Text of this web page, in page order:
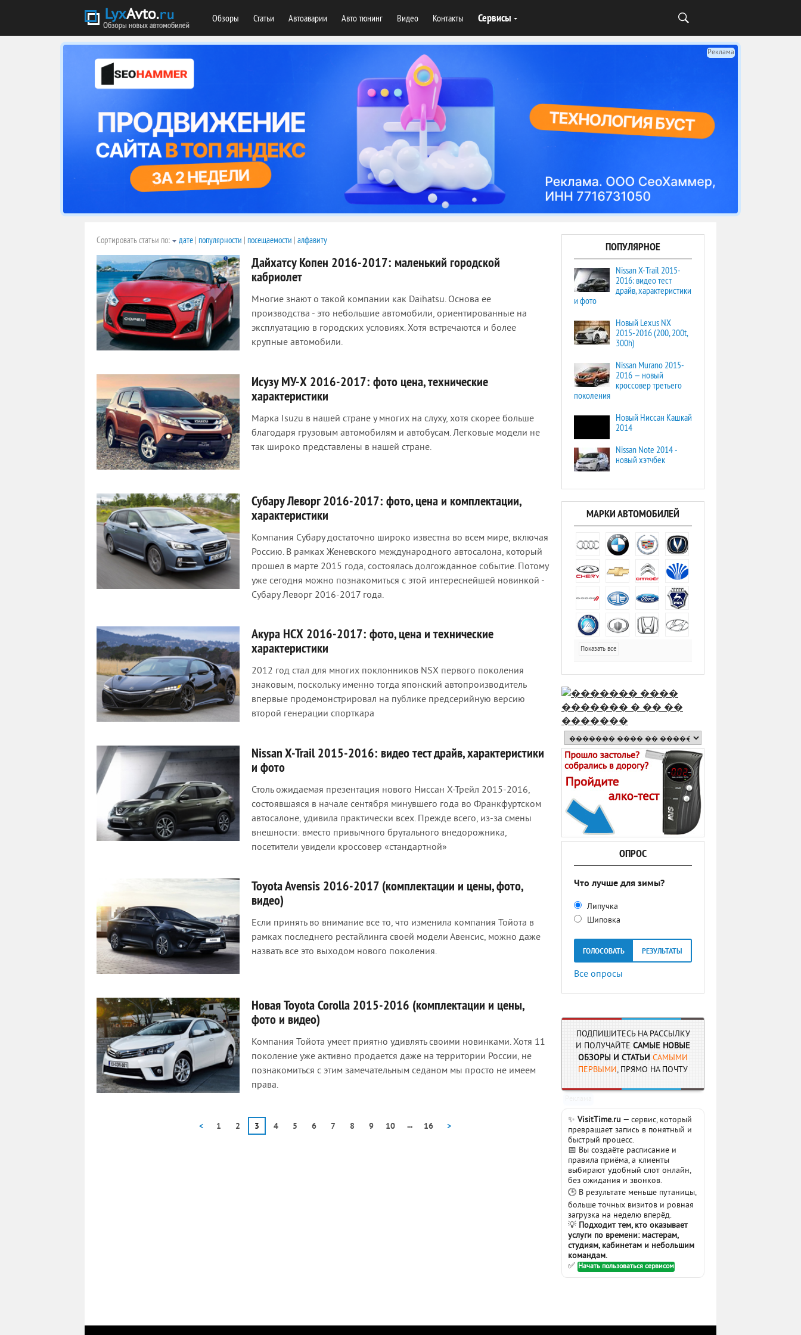
Обзоры Статьи Автоаварии Авто тюнинг Видео Контакты Сервисы
Реклама
Сортировать статьи по: дате | популярности | посещаемости | алфавиту
Дайхатсу Копен 2016-2017: маленький городской
кабриолет
Многие знают о такой компании как Daihatsu. Основа ее
производства - это небольшие автомобили, ориентированные на
эксплуатацию в городских условиях. Хотя встречаются и более
крупные автомобили.
Исузу МУ-Х 2016-2017: фото цена, технические
характеристики
Марка Isuzu в нашей стране у многих на слуху, хотя скорее больше
благодаря грузовым автомобилям и автобусам. Легковые модели не
так широко представлены в нашей стране.
Субару Леворг 2016-2017: фото, цена и комплектации,
характеристики
Компания Субару достаточно широко известна во всем мире, включая
Россию. В рамках Женевского международного автосалона, который
прошел в марте 2015 года, состоялась долгожданное событие. Потому
уже сегодня можно познакомиться с этой интереснейшей новинкой -
Субару Леворг 2016-2017 года.
Акура НСХ 2016-2017: фото, цена и технические
характеристики
2012 год стал для многих поклонников NSX первого поколения
знаковым, поскольку именно тогда японский автопроизводитель
впервые продемонстрировал на публике предсерийную версию
второй генерации спорткара
Nissan X-Trail 2015-2016: видео тест драйв, характеристики
и фото
Столь ожидаемая презентация нового Ниссан Х-Трейл 2015-2016,
состоявшаяся в начале сентября минувшего года во Франкфуртском
автосалоне, удивила практически всех. Прежде всего, из-за смены
внешности: вместо привычного брутального внедорожника,
посетители увидели кроссовер «стандартной»
Toyota Avensis 2016-2017 (комплектации и цены, фото,
видео)
Если принять во внимание все то, что изменила компания Тойота в
рамках последнего рестайлинга своей модели Авенсис, можно даже
назвать все это выходом нового поколения.
Новая Toyota Corolla 2015-2016 (комплектации и цены,
фото и видео)
Компания Тойота умеет приятно удивлять своими новинками. Хотя 11
поколение уже активно продается даже на территории России, не
познакомиться с этим замечательным седаном мы просто не имеем
права.
< 1 2 3 4 5 6 7 8 9 10 ... 16 >
ПОПУЛЯРНОЕ
Nissan X-Trail 2015-
2016: видео тест
драйв, характеристики
и фото
Новый Lexus NX
2015-2016 (200, 200t,
300h)
Nissan Murano 2015-
2016 — новый
кроссовер третьего
поколения
Новый Ниссан Кашкай
2014
Nissan Note 2014 -
новый хэтчбек
МАРКИ АВТОМОБИЛЕЙ
Показать все
ОПРОС
Что лучше для зимы?
Липучка
Шиповка
ГОЛОСОВАТЬ РЕЗУЛЬТАТЫ
Все опросы
ПОДПИШИТЕСЬ НА РАССЫЛКУ
И ПОЛУЧАЙТЕ САМЫЕ НОВЫЕ
ОБЗОРЫ И СТАТЬИ САМЫМИ
ПЕРВЫМИ, ПРЯМО НА ПОЧТУ
✨ VisitTime.ru — сервис, который
превращает запись в понятный и
быстрый процесс.
📅 Вы создаёте расписание и
правила приёма, а клиенты
выбирают удобный слот онлайн,
без ожидания и звонков.
🕒 В результате меньше путаницы,
больше точных визитов и ровная
загрузка на неделю вперёд.
💡 Подходит тем, кто оказывает
услуги по времени: мастерам,
студиям, кабинетам и небольшим
командам.
✅ Начать пользоваться сервисом